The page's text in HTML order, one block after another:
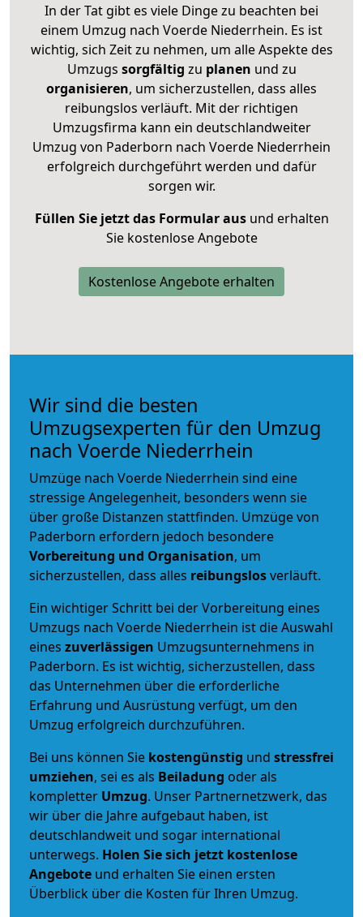
In der Tat gibt es viele Dinge zu beachten bei
einem Umzug nach Voerde Niederrhein. Es ist
wichtig, sich Zeit zu nehmen, um alle Aspekte des
Umzugs sorgfältig zu planen und zu
organisieren, um sicherzustellen, dass alles
reibungslos verläuft. Mit der richtigen
Umzugsfirma kann ein deutschlandweiter
Umzug von Paderborn nach Voerde Niederrhein
erfolgreich durchgeführt werden und dafür
sorgen wir.
Füllen Sie jetzt das Formular ausund erhalten
Sie kostenlose Angebote
Kostenlose Angebote erhalten
Wir sind die besten
Umzugsexperten für den Umzug
nach Voerde Niederrhein
Umzüge nach Voerde Niederrhein sind eine
stressige Angelegenheit, besonders wenn sie
über große Distanzen stattfinden. Umzüge von
Paderborn erfordern jedoch besondere
Vorbereitung und Organisation, um
sicherzustellen, dass alles reibungslosverläuft.
Ein wichtiger Schritt bei der Vorbereitung eines
Umzugs nach Voerde Niederrhein ist die Auswahl
eines zuverlässigen Umzugsunternehmens in
Paderborn. Es ist wichtig, sicherzustellen, dass
das Unternehmen über die erforderliche
Erfahrung und Ausrüstung verfügt, um den
Umzug erfolgreich durchzuführen.
Bei uns können Sie kostengünstig und stressfrei
umziehen, sei es als Beiladung oder als
kompletter Umzug. Unser Partnernetzwerk, das
wir über die Jahre aufgebaut haben, ist
deutschlandweit und sogar international
unterwegs. Holen Sie sich jetzt kostenlose
Angebote und erhalten Sie einen ersten
Überblick über die Kosten für Ihren Umzug.